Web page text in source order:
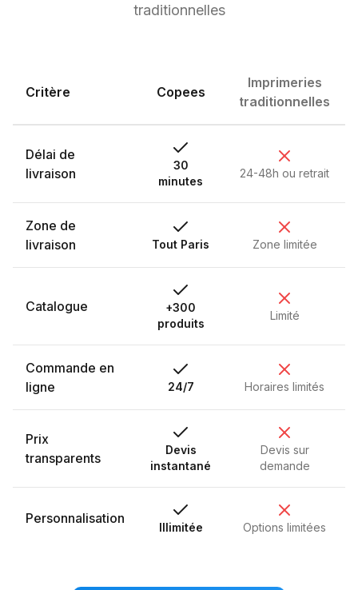
traditionnelles
Critère Copees
Imprimeries
traditionnelles
Délai de
livraison
30
minutes
24-48h ou retrait
Zone de
livraison
Tout Paris Zone limitée
Catalogue
+300
produits
Limité
Commande en
ligne
24/7 Horaires limités
Prix
transparents
Devis
instantané
Devis sur
demande
Personnalisation
Illimitée Options limitées